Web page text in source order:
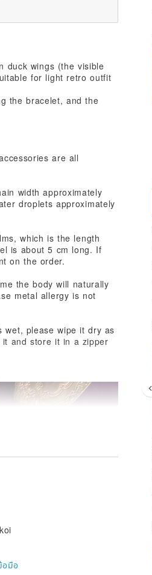
duck wings (the visible
for light retro outfit
the bracelet, and the
are all
width approximately
droplets approximately
which is the length
is about 5 cm long. If
on the order.
the body will naturally
metal allergy is not
wet, please wipe it dry as
and store it in a zipper
อมือ